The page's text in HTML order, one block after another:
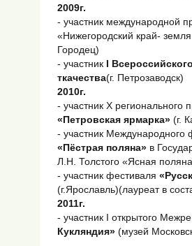
2009г.
- участник международной
«Нижегородский край-
Городец)
- участник I
ткачества(г. Петрозаводск)
2010г.
- участник X регионального
«Петровская ярмарка» (г.
- участник Международного
«Пёстрая поляна» в
Л.Н. Толстого «Ясная
- участник фестиваля
(г.Ярославль)(лауреат в
2011г.
- участник I открытого
Кукляндия» (музей